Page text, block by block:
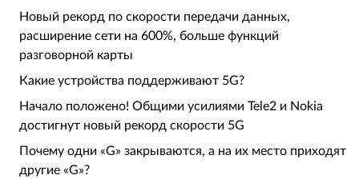
Новый рекорд по скорости передачи данных,
расширение сети на 600%, больше функций
разговорной карты
Какие устройства поддерживают 5G?
Начало положено! Общими усилиями Tele2 и Nokia
достигнут новый рекорд скорости 5G
Почему одни «G» закрываются, а на их место приходят
другие «G»?